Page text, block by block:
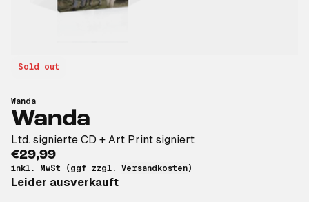
Wanda
Wanda
Ltd. signierte CD + Art Print signiert
€29,99
inkl. MwSt (ggf zzgl. Versandkosten)
Leider ausverkauft
Sold out